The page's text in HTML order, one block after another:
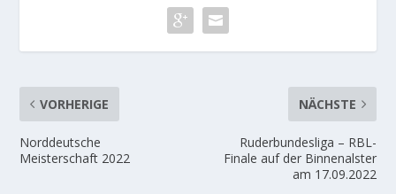
VORHERIGE
Norddeutsche
Meisterschaft 2022
NÄCHSTE
Ruderbundesliga – RBL-
Finale auf der Binnenalster
am 17.09.2022